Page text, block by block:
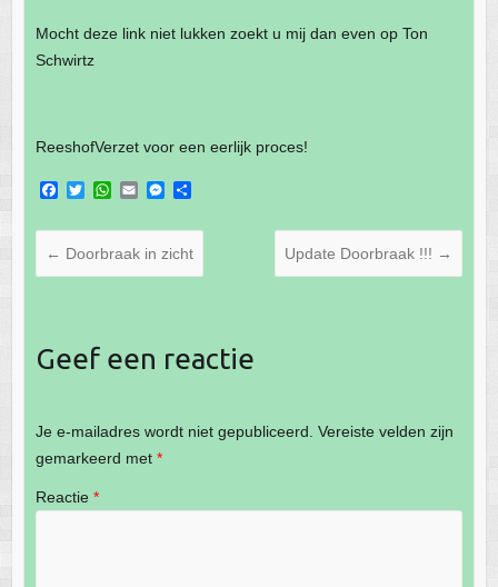
Mocht deze link niet lukken zoekt u mij dan even op Ton
Schwirtz
ReeshofVerzet voor een eerlijk proces!
F
b
o
T
t
e
W
s
A
E
l
M
e
n
D
n
← Doorbraak in zicht Update Doorbraak !!! →
Geef een reactie
Je e-mailadres wordt niet gepubliceerd. Vereiste velden zijn
gemarkeerd met *
Reactie *